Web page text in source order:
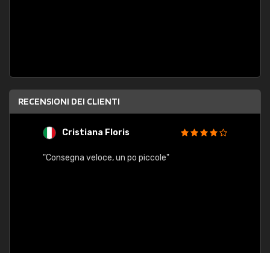
RECENSIONI DEI CLIENTI
Cristiana Floris
"Consegna veloce, un po piccole"